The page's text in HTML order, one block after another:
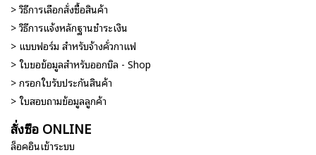
> วิธีการเลือกสั่งซื้อสินค้า
> วิธีการแจ้งหลักฐานชำระเงิน
> แบบฟอร์ม สำหรับจ้างคั่วกาแฟ
> ใบขอข้อมูลสำหรับออกบิล - Shop
> กรอกใบรับประกันสินค้า
> ใบสอบถามข้อมูลลูกค้า
สั่งซื้อ ONLINE
ล็อคอินเข้าระบบ